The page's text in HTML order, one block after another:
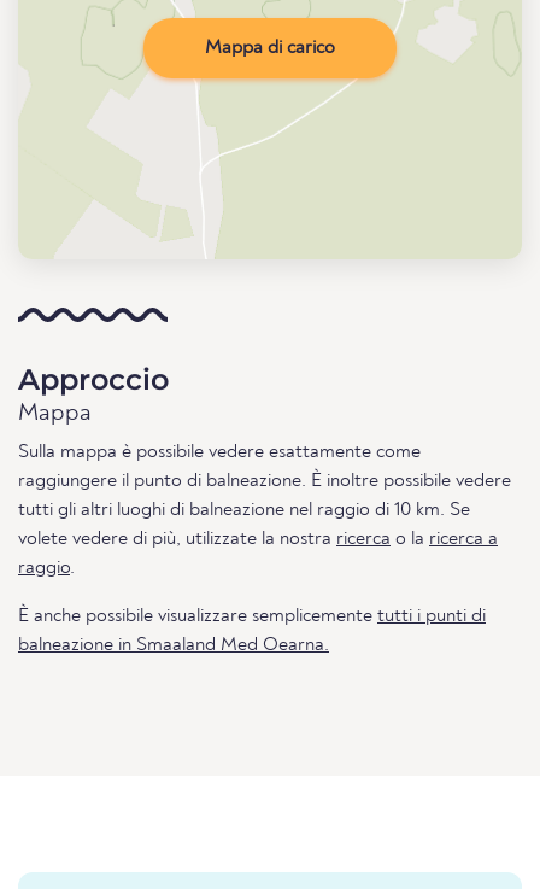
Mappa di carico
Approccio
Mappa
Sulla mappa è possibile vedere esattamente come
raggiungere il punto di balneazione. È inoltre possibile vedere
tutti gli altri luoghi di balneazione nel raggio di 10 km. Se
volete vedere di più, utilizzate la nostra ricerca o la ricerca a
raggio.
È anche possibile visualizzare semplicemente tutti i punti di
balneazione in Smaaland Med Oearna.